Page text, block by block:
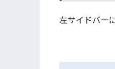
左サイドバー